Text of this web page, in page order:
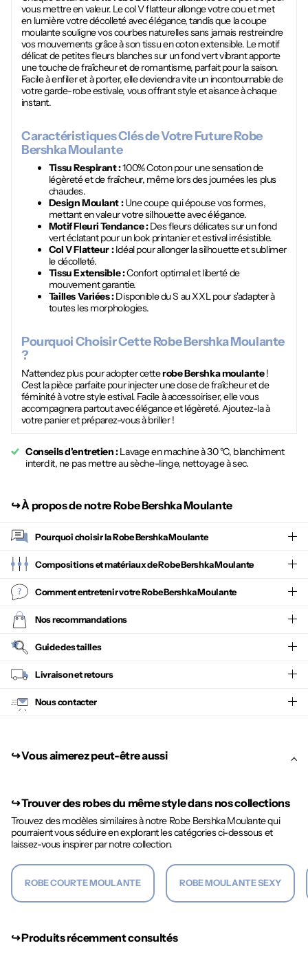
vous mettre en valeur. Le col V flatteur allonge votre cou et met
en lumière votre décolleté avec élégance, tandis que la coupe
moulante souligne vos courbes naturelles sans jamais restreindre
vos mouvements grâce à son tissu en coton extensible. Le motif
délicat de petites fleurs blanches sur un fond vert vibrant apporte
une touche de fraîcheur et de romantisme, parfait pour la saison.
Facile à enfiler et à porter, elle deviendra vite un incontournable de
votre garde-robe estivale, vous offrant style et aisance à chaque
instant.
Caractéristiques Clés de Votre FutureRobe
Bershka Moulante
Tissu Respirant :100% Coton pour une sensation de
légèreté et de fraîcheur, même lors des journées les plus
chaudes.
Design Moulant :Une coupe qui épouse vos formes,
mettant en valeur votre silhouette avec élégance.
Motif Fleuri Tendance :Des fleurs délicates sur un fond
vert éclatant pour un look printanier et estival irrésistible.
Col V Flatteur :Idéal pour allonger la silhouette et sublimer
le décolleté.
Tissu Extensible :Confort optimal et liberté de
mouvement garantie.
Tailles Variées :Disponible du S au XXL pour s'adapter à
toutes les morphologies.
Pourquoi Choisir CetteRobe Bershka Moulante
?
N'attendez plus pour adopter cetterobe Bershka moulante!
C'est la pièce parfaite pour injecter une dose de fraîcheur et de
féminité à votre style estival. Facile à accessoiriser, elle vous
accompagnera partout avec élégance et légèreté. Ajoutez-la à
votre panier et préparez-vous à briller !
Conseils d'entretien :Lavage en machine à 30 °C, blanchiment
interdit, ne pas mettre au sèche-linge, nettoyage à sec.
↪︎À propos de notre Robe Bershka Moulante
Pourquoi choisir laRobe Bershka Moulante
Compositions et matériaux de Robe Bershka Moulante
Comment entretenir votreRobe Bershka Moulante
Nos recommandations
Guide des tailles
Livraison et retours
Nous contacter
↪︎ Vous aimerez peut-être aussi
↪︎Trouver des robes du même style dans nos collections
Trouvez des modèles similaires à notre Robe Bershka Moulante qui
pourraient vous séduire en explorant les catégories ci-dessous et
laissez-vous inspirer par notre collection.
ROBE COURTE MOULANTE ROBE MOULANTE SEXY
↪︎ Produits récemment consultés